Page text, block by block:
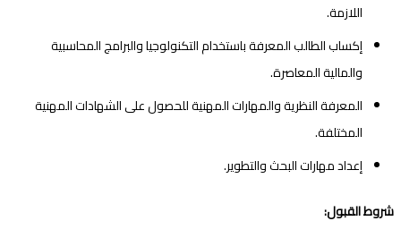
اللازمة.
إكساب الطالب المعرفة باستخدام التكنولوجيا والبرامج المحاسبية
والمالية المعاصرة.
المعرفة النظرية والمهارات المهنية للحصول على الشهادات المهنية
المختلفة.
إعداد مهارات البحث والتطوير.
شروط القبول: